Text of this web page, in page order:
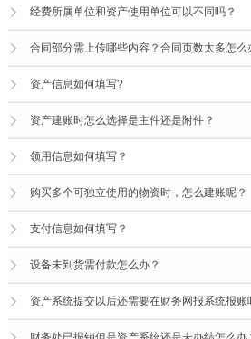
经费所属单位和资产使用单位可以不同吗？
合同部分需上传哪些内容？合同页数太多怎么
资产信息如何填写?
资产建账时怎么选择是主件还是附件？
领用信息如何填写？
购买多个可独立使用的物资时，怎么建账呢？
支付信息如何填写？
设备未到货需付款怎么办？
资产系统提交以后还需要在财务网报系统报账